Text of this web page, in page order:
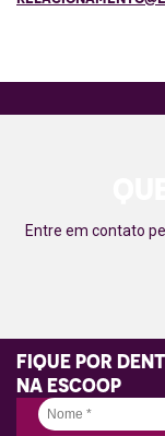
Entre em contato
FIQUE POR
NA ESCOOP